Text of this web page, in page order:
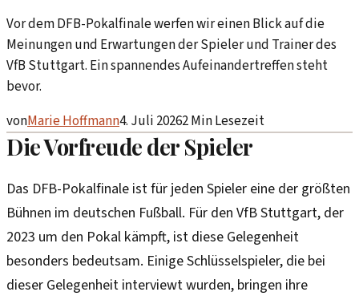
Vor dem DFB-Pokalfinale werfen wir einen Blick auf die
Meinungen und Erwartungen der Spieler und Trainer des
VfB Stuttgart. Ein spannendes Aufeinandertreffen steht
bevor.
vonMarie Hoffmann4. Juli 20262Min Lesezeit
Die Vorfreude der Spieler
Das DFB-Pokalfinale ist für jeden Spieler eine der größten
Bühnen im deutschen Fußball. Für den VfB Stuttgart, der
2023 um den Pokal kämpft, ist diese Gelegenheit
besonders bedeutsam. Einige Schlüsselspieler, die bei
dieser Gelegenheit interviewt wurden, bringen ihre